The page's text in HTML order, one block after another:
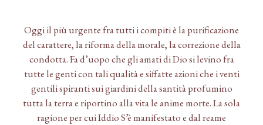
Oggi il più urgente fra tutti i compiti è la purificazione
del carattere, la riforma della morale, la correzione della
condotta. Fa d’uopo che gli amati di Dio si levino fra
tutte le genti con tali qualità e siffatte azioni che i venti
gentili spiranti sui giardini della santità profumino
tutta la terra e riportino alla vita le anime morte. La sola
ragione per cui Iddio S’è manifestato e dal reame